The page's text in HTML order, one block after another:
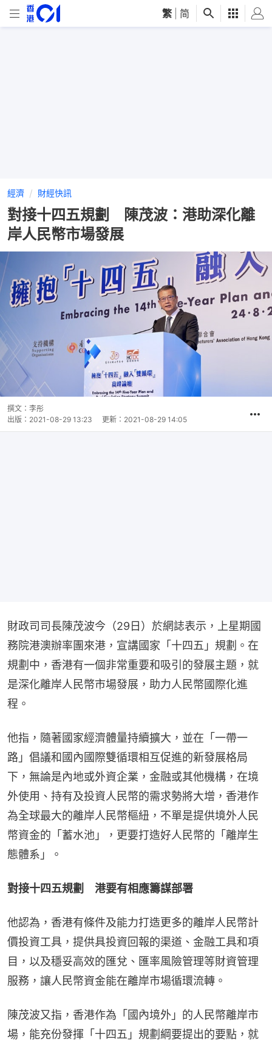
繁 简
經濟 財經快訊
對接十四五規劃 陳茂波：港助深化離
岸人民幣市場發展
撰文： 李彤
出版： 2021-08-29 13:23 更新： 2021-08-29 14:05
財政司司長陳茂波今（29日）於網誌表示，上星期國
務院港澳辦率團來港，宣講國家「十四五」規劃。在
規劃中，香港有一個非常重要和吸引的發展主題，就
是深化離岸人民幣市場發展，助力人民幣國際化進
程。
他指，隨著國家經濟體量持續擴大，並在「一帶一
路」倡議和國內國際雙循環相互促進的新發展格局
下，無論是內地或外資企業，金融或其他機構，在境
外使用、持有及投資人民幣的需求勢將大增，香港作
為全球最大的離岸人民幣樞紐，不單是提供境外人民
幣資金的「蓄水池」，更要打造好人民幣的「離岸生
態體系」。
對接十四五規劃　港要有相應籌謀部署
他認為，香港有條件及能力打造更多的離岸人民幣計
價投資工具，提供具投資回報的渠道、金融工具和項
目，以及穩妥高效的匯兌、匯率風險管理等財資管理
服務，讓人民幣資金能在離岸市場循環流轉。
陳茂波又指，香港作為「國內境外」的人民幣離岸市
場，能充份發揮「十四五」規劃綱要提出的要點，就